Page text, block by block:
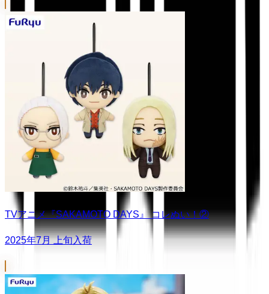
TVアニメ『SAKAMOTO DAYS』 コレぬい！②
2025年7月 上旬入荷